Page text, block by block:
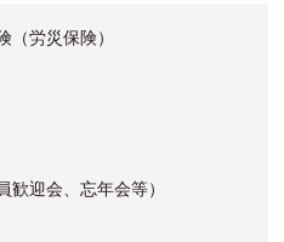
労災保険）
迎会、忘年会等）